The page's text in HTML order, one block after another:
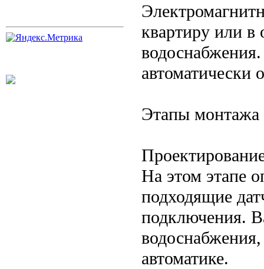
квартиру или в
автоматически
Этапы
На этом этапе
подходящие
подключения.
автоматике.